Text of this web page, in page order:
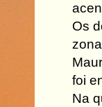
Os
foi
Na